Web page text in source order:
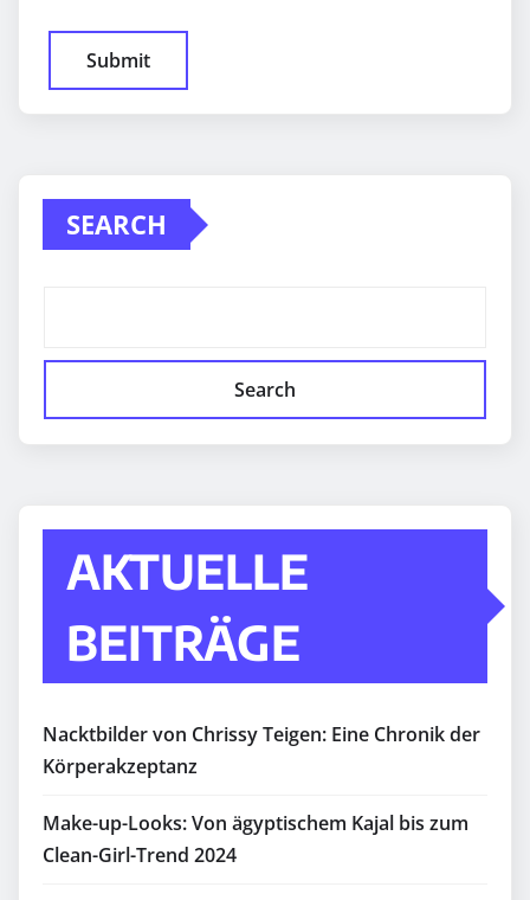
SEARCH
Search
AKTUELLE
BEITRÄGE
Nacktbilder von Chrissy Teigen: Eine Chronik der
Körperakzeptanz
Make-up-Looks: Von ägyptischem Kajal bis zum
Clean-Girl-Trend 2024